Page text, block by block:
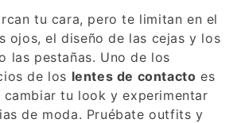
tu cara, pero te limitan en el
ojos, el diseño de las cejas y los
las pestañas. Uno de los
de los lentes de contacto es
cambiar tu look y experimentar
de moda. Pruébate outfits y